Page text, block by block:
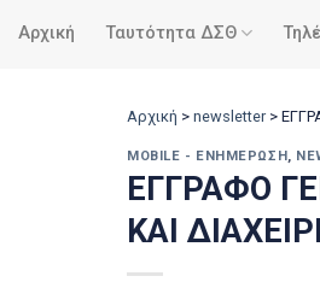
Αρχική Ταυτότητα ΔΣΘ
Αρχική > newsletter >
MOBILE - ΕΝΗΜΈΡΩΣΗ,
ΕΓΓΡΑΦΟ
ΚΑΙ